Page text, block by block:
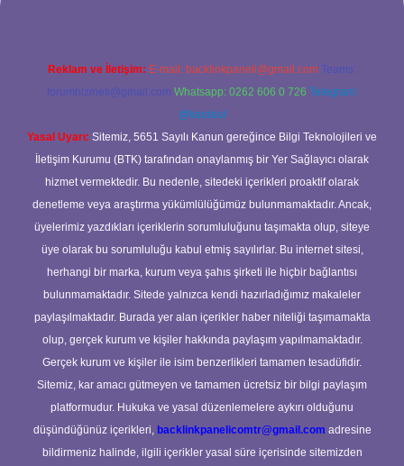
Reklam ve İletişim: E-mail: backlinkpaneli@gmail.com Teams:
forumhizmeti@gmail.com Whatsapp: 0262 606 0 726 Telegram:
@karabul
Yasal Uyarı: Sitemiz, 5651 Sayılı Kanun gereğince Bilgi Teknolojileri ve
İletişim Kurumu (BTK) tarafından onaylanmış bir Yer Sağlayıcı olarak
hizmet vermektedir. Bu nedenle, sitedeki içerikleri proaktif olarak
denetleme veya araştırma yükümlülüğümüz bulunmamaktadır. Ancak,
üyelerimiz yazdıkları içeriklerin sorumluluğunu taşımakta olup, siteye
üye olarak bu sorumluluğu kabul etmiş sayılırlar. Bu internet sitesi,
herhangi bir marka, kurum veya şahıs şirketi ile hiçbir bağlantısı
bulunmamaktadır. Sitede yalnızca kendi hazırladığımız makaleler
paylaşılmaktadır. Burada yer alan içerikler haber niteliği taşımamakta
olup, gerçek kurum ve kişiler hakkında paylaşım yapılmamaktadır.
Gerçek kurum ve kişiler ile isim benzerlikleri tamamen tesadüfidir.
Sitemiz, kar amacı gütmeyen ve tamamen ücretsiz bir bilgi paylaşım
platformudur. Hukuka ve yasal düzenlemelere aykırı olduğunu
düşündüğünüz içerikleri, backlinkpanelicomtr@gmail.com adresine
bildirmeniz halinde, ilgili içerikler yasal süre içerisinde sitemizden